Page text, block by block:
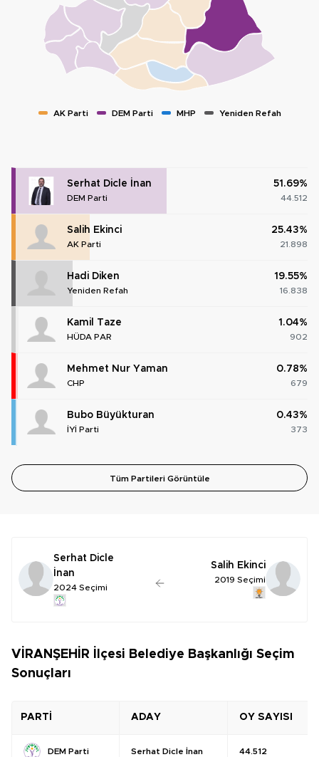
AK Parti DEM Parti MHP Yeniden Refah
Serhat Dicle İnan
DEM Parti
51.69%
44.512
Salih Ekinci
AK Parti
25.43%
21.898
Hadi Diken
Yeniden Refah
19.55%
16.838
Kamil Taze
HÜDA PAR
1.04%
902
Mehmet Nur Yaman
CHP
0.78%
679
Bubo Büyükturan
İYİ Parti
0.43%
373
Tüm Partileri Görüntüle
Serhat Dicle
İnan
2024 Seçimi
Salih Ekinci
2019 Seçimi
VİRANŞEHİR İlçesi Belediye Başkanlığı Seçim
Sonuçları
PARTİ ADAY OY SAYISI
DEM Parti Serhat Dicle İnan 44.512